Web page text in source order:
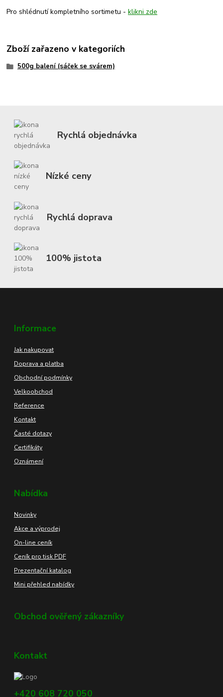
Pro shlédnutí kompletního sortimetu -klikni zde
Zboží zařazeno v kategoriích
500g balení (sáček se svárem)
Rychlá objednávka
Nízké ceny
Rychlá doprava
100% jistota
Informace
Jak nakupovat
Doprava a platba
Obchodní podmínky
Velkoobchod
Reference
Kontakt
Časté dotazy
Certifikáty
Oznámení
Nabídka
Novinky
Akce a výprodej
On-line ceník
Ceník pro tisk PDF
Prezentační katalog
Mini přehled nabídky
Obchod ověřený zákazníky
Kontakt
+420 608 720 050